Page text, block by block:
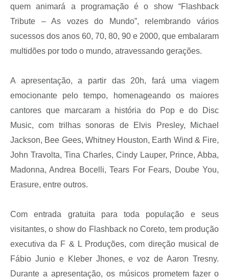
quem animará a programação é o show “Flashback
Tribute – As vozes do Mundo”, relembrando vários
sucessos dos anos 60, 70, 80, 90 e 2000, que embalaram
multidões por todo o mundo, atravessando gerações.
A apresentação, a partir das 20h, fará uma viagem
emocionante pelo tempo, homenageando os maiores
cantores que marcaram a história do Pop e do Disc
Music, com trilhas sonoras de Elvis Presley, Michael
Jackson, Bee Gees, Whitney Houston, Earth Wind & Fire,
John Travolta, Tina Charles, Cindy Lauper, Prince, Abba,
Madonna, Andrea Bocelli, Tears For Fears, Doube You,
Erasure, entre outros.
Com entrada gratuita para toda população e seus
visitantes, o show do Flashback no Coreto, tem produção
executiva da F & L Produções, com direção musical de
Fábio Junio e Kleber Jhones, e voz de Aaron Tresny.
Durante a apresentação, os músicos prometem fazer o